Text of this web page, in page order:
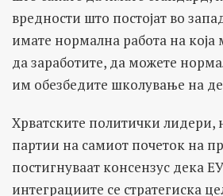
вредности што постојат во
имате нормална работа на
да заработите, да можете
им обезбедите школување на
Хрватските политички лидери,
партии на самиот почеток на
постигнуваат консензус дека
интеграциите се стратегиска